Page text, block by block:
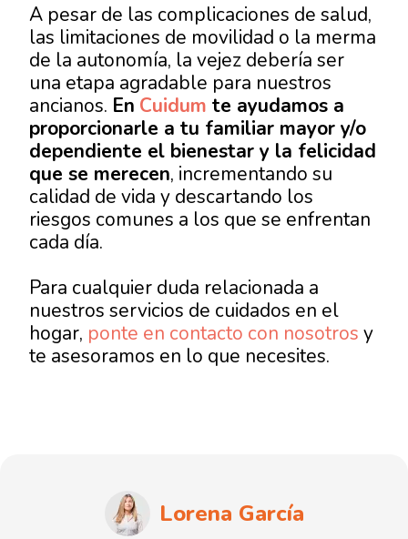
A pesar de las complicaciones de salud,
las limitaciones de movilidad o la merma
de la autonomía, la vejez debería ser
una etapa agradable para nuestros
ancianos. En Cuidum te ayudamos a
proporcionarle a tu familiar mayor y/o
dependiente el bienestar y la felicidad
que se merecen, incrementando su
calidad de vida y descartando los
riesgos comunes a los que se enfrentan
cada día.
Para cualquier duda relacionada a
nuestros servicios de cuidados en el
hogar, ponte en contacto con nosotros y
te asesoramos en lo que necesites.
Lorena García